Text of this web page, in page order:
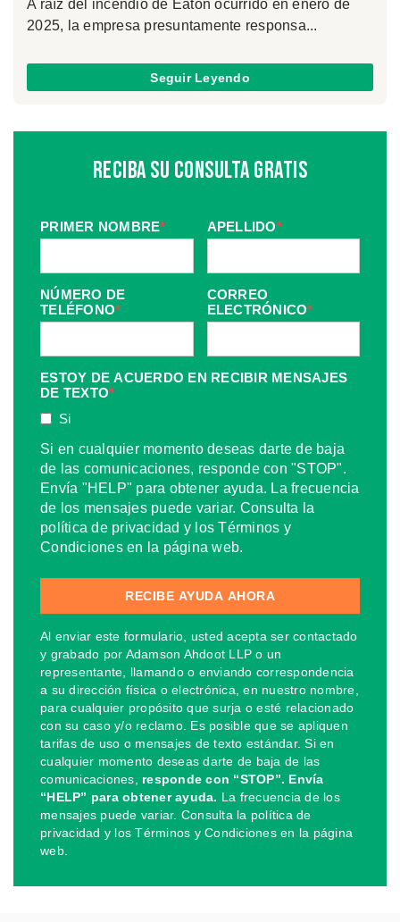
A raíz del incendio de Eaton ocurrido en enero de
2025, la empresa presuntamente responsa...
Seguir Leyendo
Reciba Su Consulta Gratis
PRIMER NOMBRE* APELLIDO*
NÚMERO DE
TELÉFONO*
CORREO
ELECTRÓNICO*
ESTOY DE ACUERDO EN RECIBIR MENSAJES
DE TEXTO*
Si
Si en cualquier momento deseas darte de baja
de las comunicaciones, responde con "STOP".
Envía "HELP" para obtener ayuda. La frecuencia
de los mensajes puede variar. Consulta la
política de privacidad y los Términos y
Condiciones en la página web.
Al enviar este formulario, usted acepta ser contactado
y grabado por Adamson Ahdoot LLP o un
representante, llamando o enviando correspondencia
a su dirección física o electrónica, en nuestro nombre,
para cualquier propósito que surja o esté relacionado
con su caso y/o reclamo. Es posible que se apliquen
tarifas de uso o mensajes de texto estándar. Si en
cualquier momento deseas darte de baja de las
comunicaciones, responde con “STOP”. Envía
“HELP” para obtener ayuda. La frecuencia de los
mensajes puede variar. Consulta la política de
privacidad y los Términos y Condiciones en la página
web.